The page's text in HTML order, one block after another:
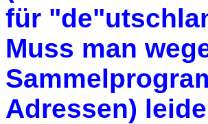
für
Muss man
Adressen)